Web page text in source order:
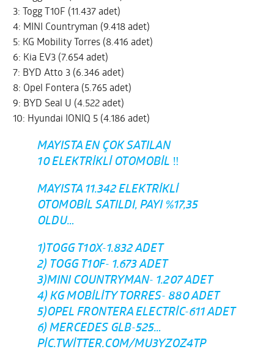
3: Togg T10F (11.437 adet)
4: MINI Countryman (9.418 adet)
5: KG Mobility Torres (8.416 adet)
6: Kia EV3 (7.654 adet)
7: BYD Atto 3 (6.346 adet)
8: Opel Fontera (5.765 adet)
9: BYD Seal U (4.522 adet)
10: Hyundai IONIQ 5 (4.186 adet)
MAYISTA EN ÇOK SATILAN
10 ELEKTRIKLI OTOMOBIL ‼️
MAYISTA 11.342 ELEKTRIKLI
OTOMOBIL SATILDI, PAYI %17,35
OLDU…
1)TOGG T10X-1.832 ADET
2) TOGG T10F- 1.673 ADET
3)MINI COUNTRYMAN- 1.207 ADET
4) KG MOBILITY TORRES- 880 ADET
5)OPEL FRONTERA ELECTRIC-611 ADET
6) MERCEDES GLB-525…
PIC.TWITTER.COM/MU3YZOZ4TP